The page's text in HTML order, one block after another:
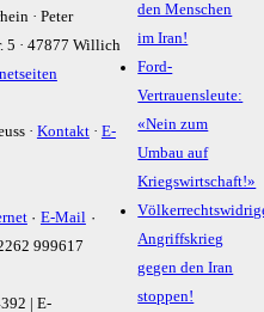
· Peter
5 · 47877 Willich
· Kontakt· E-
· E-Mail·
999617
| E-
den Menschen
im Iran!
Ford-
Vertrauensleute:
«Nein zum
Umbau auf
Kriegswirtschaft!»
Angriffskrieg
gegen den Iran
stoppen!